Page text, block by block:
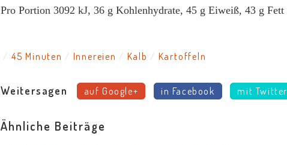
Pro Portion 3092 kJ, 36 g Kohlenhydrate, 45 g Eiweiß, 43 g Fett
45 Minuten Innereien Kalb Kartoffeln
Weitersagen auf Google+ in Facebook mit Twitter
Ähnliche Beiträge